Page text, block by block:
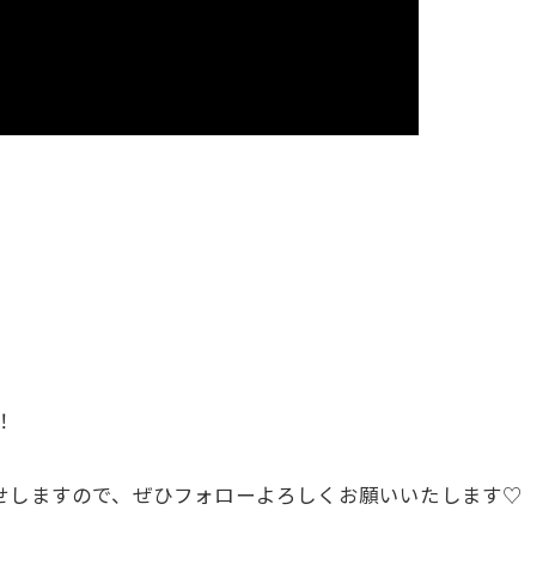
ますので、ぜひフォローよろしくお願いいたします♡